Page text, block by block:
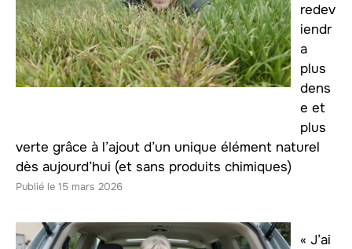
redev
iendr
a
plus
dens
e et
plus
verte grâce à l’ajout d’un unique élément naturel
dès aujourd’hui (et sans produits chimiques)
15 mars 2026
« J’ai